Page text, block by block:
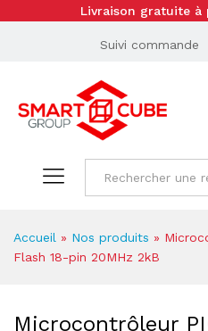
Livraison gratuite à
Suivi commande
Accueil » Nos produits »
Flash 18-pin 20MHz 2kB
Microcontrôleur